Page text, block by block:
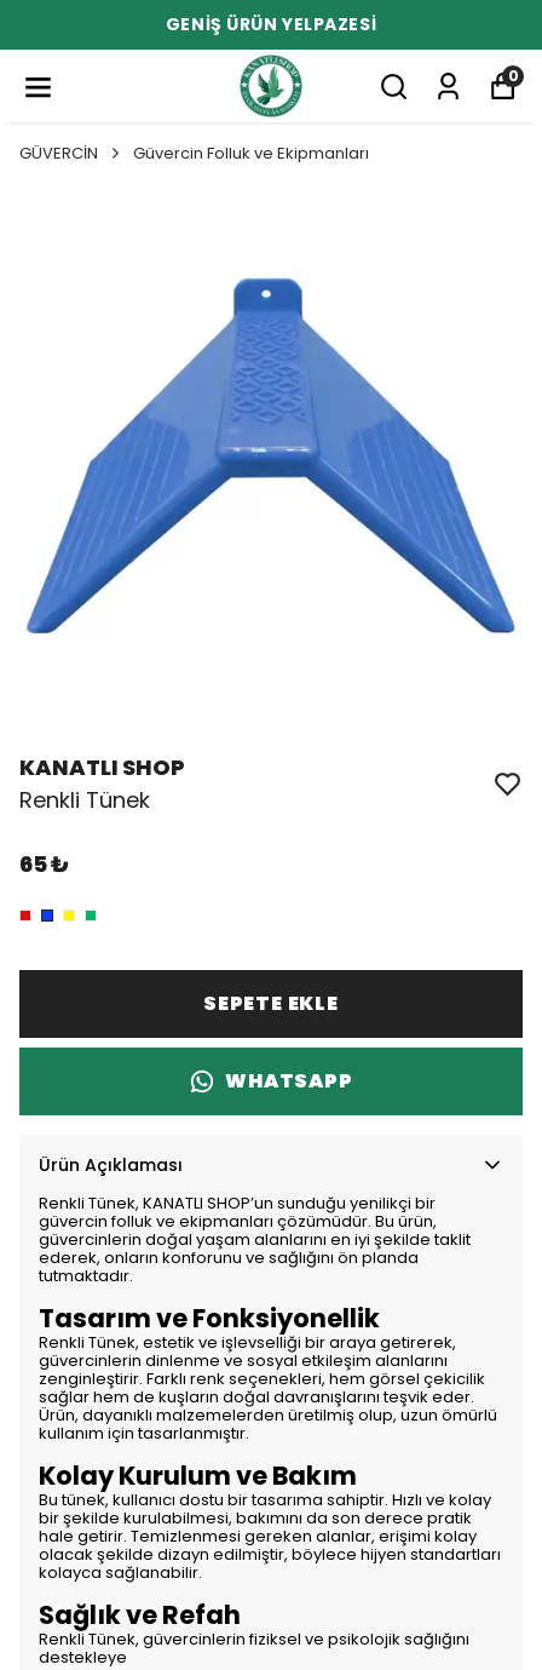
GENİŞ ÜRÜN YELPAZESİ
0
GÜVERCİN Güvercin Folluk ve Ekipmanları
KANATLI SHOP
Renkli Tünek
65 ₺
SEPETE EKLE
WHATSAPP
Ürün Açıklaması
Renkli Tünek, KANATLI SHOP’un sunduğu yenilikçi bir
güvercin folluk ve ekipmanları çözümüdür. Bu ürün,
güvercinlerin doğal yaşam alanlarını en iyi şekilde taklit
ederek, onların konforunu ve sağlığını ön planda
tutmaktadır.
Tasarım ve Fonksiyonellik
Renkli Tünek, estetik ve işlevselliği bir araya getirerek,
güvercinlerin dinlenme ve sosyal etkileşim alanlarını
zenginleştirir. Farklı renk seçenekleri, hem görsel çekicilik
sağlar hem de kuşların doğal davranışlarını teşvik eder.
Ürün, dayanıklı malzemelerden üretilmiş olup, uzun ömürlü
kullanım için tasarlanmıştır.
Kolay Kurulum ve Bakım
Bu tünek, kullanıcı dostu bir tasarıma sahiptir. Hızlı ve kolay
bir şekilde kurulabilmesi, bakımını da son derece pratik
hale getirir. Temizlenmesi gereken alanlar, erişimi kolay
olacak şekilde dizayn edilmiştir, böylece hijyen standartları
kolayca sağlanabilir.
Sağlık ve Refah
Renkli Tünek, güvercinlerin fiziksel ve psikolojik sağlığını
destekleye